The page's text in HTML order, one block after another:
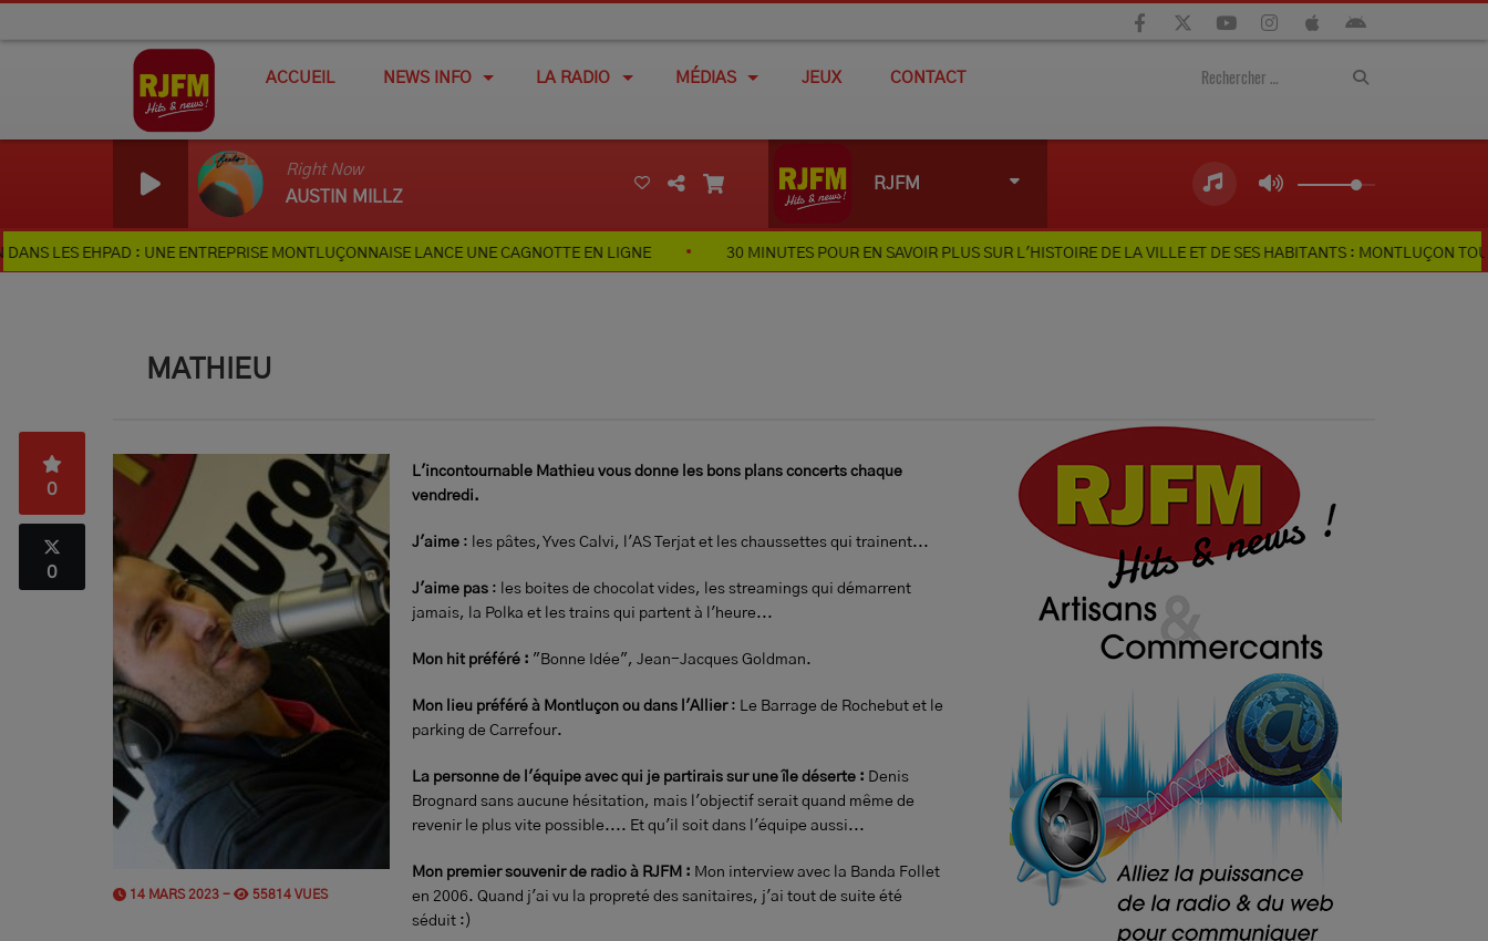
ACCUEIL NEWS INFO LA RADIO MÉDIAS JEUX CONTACT
Right Now
AUSTIN MILLZ
RJFM
: UNE ENTREPRISE MONTLUÇONNAISE LANCE UNE CAGNOTTE EN LIGNE 30 MINUTES POUR EN SAVOIR PLUS SUR L'HISTOIRE DE LA VILLE ET DE SES HABITANTS : MONTLUÇON TOURISME LANCE
MATHIEU
0
0
14 MARS 2023 - 55814 VUES
L'incontournable Mathieu vous donne les bons plans concerts chaque
vendredi.
J'aime : les pâtes, Yves Calvi, l'AS Terjat et les chaussettes qui trainent...
J'aime pas : les boites de chocolat vides, les streamings qui démarrent
jamais, la Polka et les trains qui partent à l'heure...
Mon hit préféré : "Bonne Idée", Jean-Jacques Goldman.
Mon lieu préféré à Montluçon ou dans l'Allier: Le Barrage de Rochebut et le
parking de Carrefour.
La personne de l'équipe avec qui je partirais sur une île déserte : Denis
Brognard sans aucune hésitation, mais l'objectif serait quand même de
revenir le plus vite possible.... Et qu'il soit dans l'équipe aussi...
Mon premier souvenir de radio à RJFM : Mon interview avec la Banda Follet
en 2006. Quand j'ai vu la propreté des sanitaires, j'ai tout de suite été
séduit :)